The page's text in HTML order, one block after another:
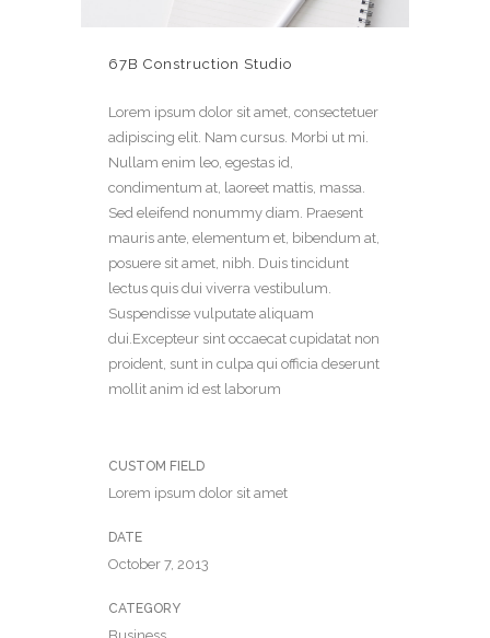
67B Construction Studio
Lorem ipsum dolor sit amet, consectetuer
adipiscing elit. Nam cursus. Morbi ut mi.
Nullam enim leo, egestas id,
condimentum at, laoreet mattis, massa.
Sed eleifend nonummy diam. Praesent
mauris ante, elementum et, bibendum at,
posuere sit amet, nibh. Duis tincidunt
lectus quis dui viverra vestibulum.
Suspendisse vulputate aliquam
dui.Excepteur sint occaecat cupidatat non
proident, sunt in culpa qui officia deserunt
mollit anim id est laborum
CUSTOM FIELD
Lorem ipsum dolor sit amet
DATE
October 7, 2013
CATEGORY